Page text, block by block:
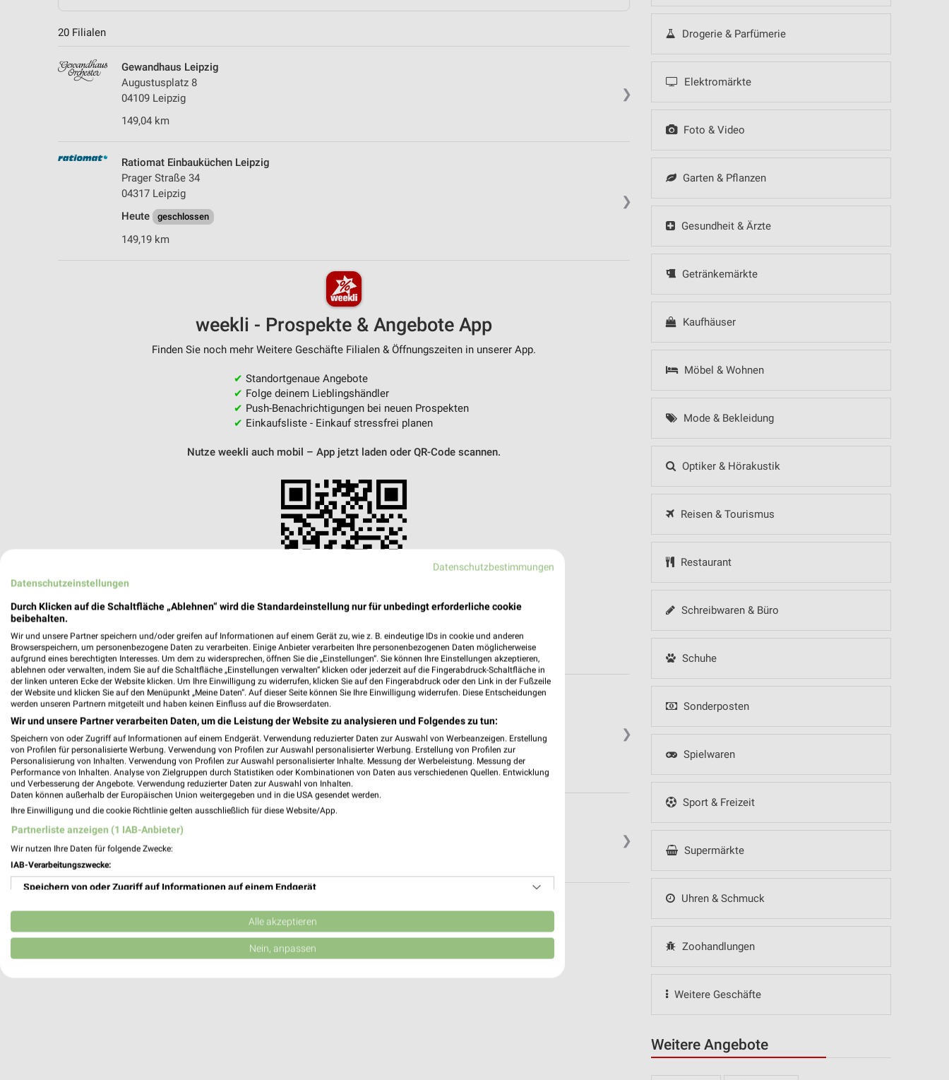
Drogerie & Parfümerie
Elektromärkte
Foto & Video
Garten & Pflanzen
Gesundheit & Ärzte
Getränkemärkte
Kaufhäuser
Möbel & Wohnen
Mode & Bekleidung
Optiker & Hörakustik
Reisen & Tourismus
Restaurant
Schreibwaren & Büro
Schuhe
Sonderposten
Spielwaren
Sport & Freizeit
Supermärkte
Uhren & Schmuck
Zoohandlungen
Weitere Geschäfte
Weitere Angebote
20 Filialen
❯
Gewandhaus Leipzig
Augustusplatz 8
04109 Leipzig
149,04 km
❯
Ratiomat Einbauküchen Leipzig
Prager Straße 34
04317 Leipzig
Heute
geschlossen
149,19 km
weekli - Prospekte & Angebote App
Finden Sie noch mehr Weitere Geschäfte Filialen & Öffnungszeiten in unserer App.
✔ Standortgenaue Angebote
✔ Folge deinem Lieblingshändler
✔ Push-Benachrichtigungen bei neuen Prospekten
✔ Einkaufsliste - Einkauf stressfrei planen
Nutze weekli auch mobil – App jetzt laden oder QR-Code scannen.
❯
Ratiomat Einbauküchen Leipzig
Friedrich-Ebert-Straße 61
04109 Leipzig
Heute geschlossen
149,53 km
❯
Werner Wohnbau Leipzig
Kohlgartenstr. 15
04315 Leipzig
Datenschutzbestimmungen
Datenschutzeinstellungen
Durch Klicken auf die Schaltfläche „Ablehnen“ wird die Standardeinstellung nur für unbedingt erforderliche cookie
beibehalten.
Wir und unsere Partner speichern und/oder greifen auf Informationen auf einem Gerät zu, wie z. B. eindeutige IDs in cookie und anderen
Browserspeichern, um personenbezogene Daten zu verarbeiten. Einige Anbieter verarbeiten Ihre personenbezogenen Daten möglicherweise
aufgrund eines berechtigten Interesses. Um dem zu widersprechen, öffnen Sie die „Einstellungen“. Sie können Ihre Einstellungen akzeptieren,
ablehnen oder verwalten, indem Sie auf die Schaltfläche „Einstellungen verwalten“ klicken oder jederzeit auf die Fingerabdruck-Schaltfläche in
der linken unteren Ecke der Website klicken. Um Ihre Einwilligung zu widerrufen, klicken Sie auf den Fingerabdruck oder den Link in der Fußzeile
der Website und klicken Sie auf den Menüpunkt „Meine Daten“. Auf dieser Seite können Sie Ihre Einwilligung widerrufen. Diese Entscheidungen
werden unseren Partnern mitgeteilt und haben keinen Einfluss auf die Browserdaten.
Wir und unsere Partner verarbeiten Daten, um die Leistung der Website zu analysieren und Folgendes zu tun:
Speichern von oder Zugriff auf Informationen auf einem Endgerät. Verwendung reduzierter Daten zur Auswahl von Werbeanzeigen. Erstellung
von Profilen für personalisierte Werbung. Verwendung von Profilen zur Auswahl personalisierter Werbung. Erstellung von Profilen zur
Personalisierung von Inhalten. Verwendung von Profilen zur Auswahl personalisierter Inhalte. Messung der Werbeleistung. Messung der
Performance von Inhalten. Analyse von Zielgruppen durch Statistiken oder Kombinationen von Daten aus verschiedenen Quellen. Entwicklung
und Verbesserung der Angebote. Verwendung reduzierter Daten zur Auswahl von Inhalten.
Daten können außerhalb der Europäischen Union weitergegeben und in die USA gesendet werden.
Ihre Einwilligung und die cookie Richtlinie gelten ausschließlich für diese Website/App.
Partnerliste anzeigen (1 IAB-Anbieter)
Wir nutzen Ihre Daten für folgende Zwecke:
IAB-Verarbeitungszwecke:
Speichern von oder Zugriff auf Informationen auf einem Endgerät
Verwendung reduzierter Daten zur Auswahl von Werbeanzeigen
Erstellung von Profilen für personalisierte Werbung
Alle akzeptieren
Nein, anpassen